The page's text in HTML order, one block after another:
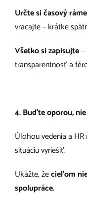
Určte si časový
vracajte – krátke
Všetko si zapisujte
transparentnosť a
4. Buďte oporou,
Úlohou vedenia a
situáciu vyriešiť.
Ukážte, žecieľom
spolupráce.